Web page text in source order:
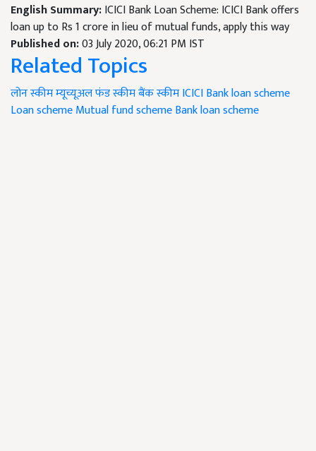
English Summary:ICICI Bank Loan Scheme: ICICI Bank offers
loan up to Rs 1 crore in lieu of mutual funds, apply this way
Published on:03 July 2020, 06:21 PM IST
Related Topics
लोन स्कीमम्यूच्यूअल फंड स्कीमबैंक स्कीमICICI Bank loan scheme
Loan schemeMutual fund schemeBank loan scheme